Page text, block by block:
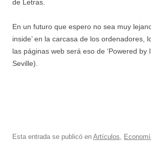
de Letras.
En un futuro que espero no sea muy
inside’ en la carcasa de los ordenadores,
las páginas web será eso de ‘Powered by
Seville).
Esta entrada se publicó en Artículos